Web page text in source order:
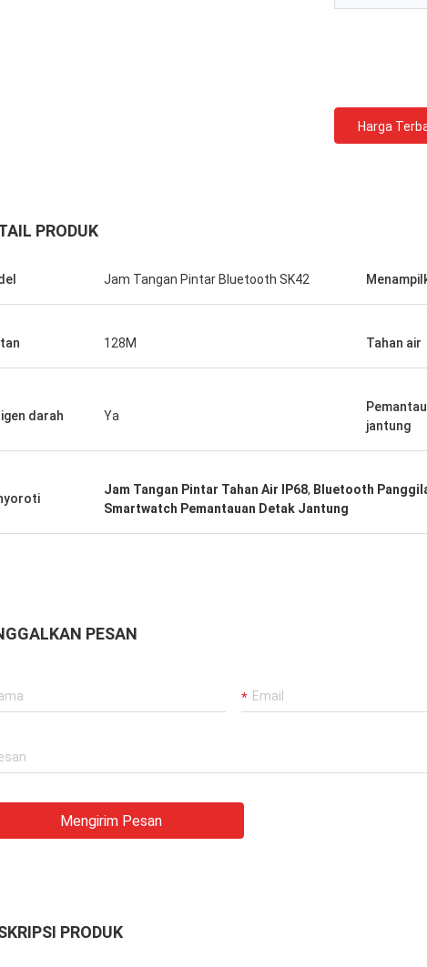
Harga
PRODUK
Jam Tangan Pintar Bluetooth SK42
128M Tahan air
darah Ya
jantung
Jam Tangan Pintar Tahan Air IP68, Bluetooth
Smartwatch Pemantauan Detak Jantung
PESAN
Mengirim Pesan
PRODUK